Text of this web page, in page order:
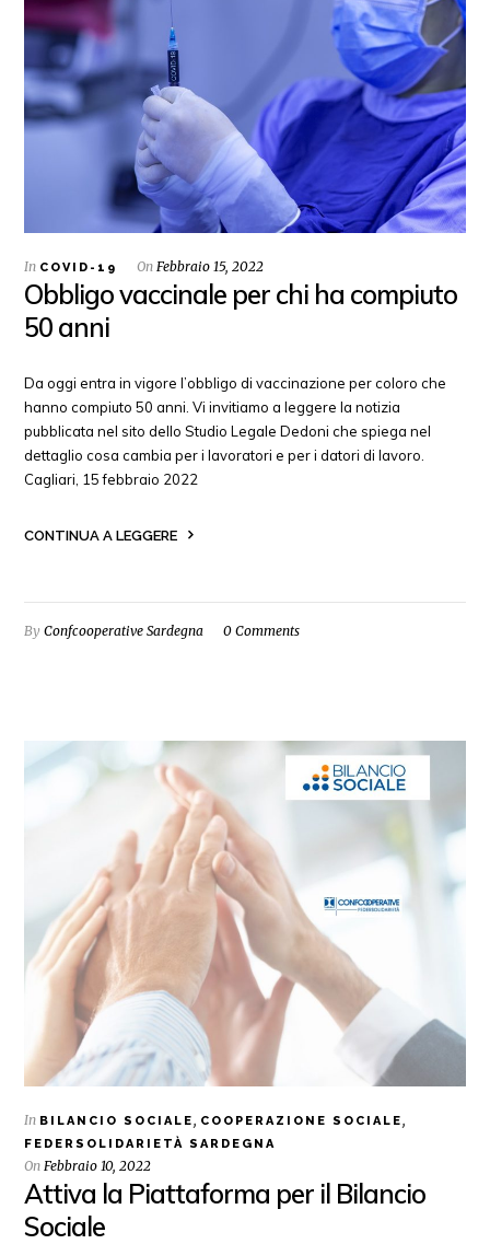
In COVID-19 OnFebbraio 15, 2022
Obbligo vaccinale per chi ha compiuto
50 anni
Da oggi entra in vigore l’obbligo di vaccinazione per coloro che
hanno compiuto 50 anni. Vi invitiamo a leggere la notizia
pubblicata nel sito dello Studio Legale Dedoni che spiega nel
dettaglio cosa cambia per i lavoratori e per i datori di lavoro.
Cagliari, 15 febbraio 2022
CONTINUA A LEGGERE
ByConfcooperative Sardegna 0 Comments
In BILANCIO SOCIALE , COOPERAZIONE SOCIALE ,
FEDERSOLIDARIETÀ SARDEGNA
On Febbraio 10, 2022
Attiva la Piattaforma per il Bilancio
Sociale